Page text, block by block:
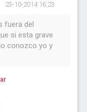
23-10-2014 16:23
fuera del
si esta grave
conozco yo y